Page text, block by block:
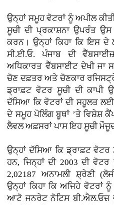
ਉਨ੍ਹਾਂ ਸਮੂਹ ਵੋਟਰਾਂ ਨੂੰ ਅਪੀਲ
ਸੂਚੀ ਦੀ ਪ੍ਰਕਾਸ਼ਨਾ ਉਪਰੰਤ
ਕਰਨ। ਉਨ੍ਹਾਂ ਕਿਹਾ ਕਿ ਇਸ
ਸੀ.ਈ.ਓ. ਪੰਜਾਬ ਦੀ
ਅਧਿਕਾਰਤ ਵੈੱਬਸਾਈਟ ਦੇਖੀ ਜਾ
ਚੋਣ ਦਫ਼ਤਰ ਅਤੇ ਚੋਣਕਾਰ
ਡ੍ਰਾਫ਼ਟ ਵੋਟਰ ਸੂਚੀ ਦੀ ਕਾਪੀ
ਦੱਸਿਆ ਕਿ ਵੋਟਰਾਂ ਦੀ ਸਹੂਲਤ
ਦੇ ਸਮੂਹ ਪੋਲਿੰਗ ਬੂਥਾਂ ’ਤੇ ਵਿਸ਼ੇਸ਼
ਲੈਵਲ ਅਫ਼ਸਰਾਂ ਪਾਸ ਇਹ ਸੂਚੀ
ਉਨ੍ਹਾਂ ਦੱਸਿਆ ਕਿ ਡ੍ਰਾਫ਼ਟ ਵੋਟਰ
ਹਨ, ਜਿਨ੍ਹਾਂ ਦੀ 2003 ਦੀ
2,02187 ਅਨਾਮਲੀ ਸ਼੍ਰੇਣੀ
ਉਨ੍ਹਾਂ ਕਿਹਾ ਕਿ ਅਜਿਹੇ ਵੋਟਰਾਂ
ਆਟੋ ਜਨਰੇਟ ਨੋਟਿਸ ਬੀ.ਐਲ.ਓਜ਼